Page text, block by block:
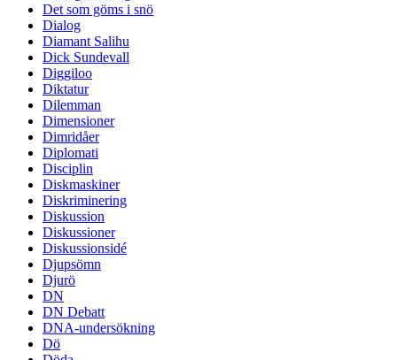
Det som göms i snö
Dialog
Diamant Salihu
Dick Sundevall
Diggiloo
Diktatur
Dilemman
Dimensioner
Dimridåer
Diplomati
Disciplin
Diskmaskiner
Diskriminering
Diskussion
Diskussioner
Diskussionsidé
Djupsömn
Djurö
DN
DN Debatt
DNA-undersökning
Dö